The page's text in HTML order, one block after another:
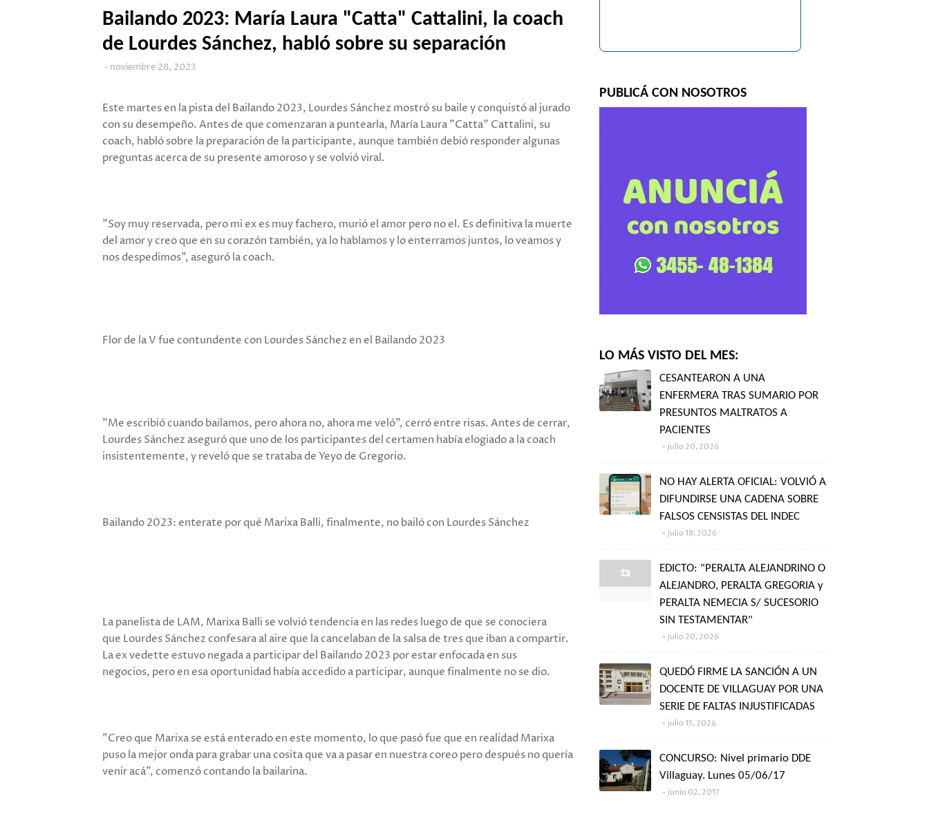
Bailando 2023: María Laura "Catta" Cattalini, la coach
de Lourdes Sánchez, habló sobre su separación
noviembre 28, 2023
Este martes en la pista del Bailando 2023, Lourdes Sánchez mostró su baile y conquistó al jurado
con su desempeño. Antes de que comenzaran a puntearla, María Laura "Catta" Cattalini, su
coach, habló sobre la preparación de la participante, aunque también debió responder algunas
preguntas acerca de su presente amoroso y se volvió viral.
"Soy muy reservada, pero mi ex es muy fachero, murió el amor pero no el. Es definitiva la muerte
del amor y creo que en su corazón también, ya lo hablamos y lo enterramos juntos, lo veamos y
nos despedimos", aseguró la coach.
Flor de la V fue contundente con Lourdes Sánchez en el Bailando 2023
"Me escribió cuando bailamos, pero ahora no, ahora me veló", cerró entre risas. Antes de cerrar,
Lourdes Sánchez aseguró que uno de los participantes del certamen había elogiado a la coach
insistentemente, y reveló que se trataba de Yeyo de Gregorio.
Bailando 2023: enterate por qué Marixa Balli, finalmente, no bailó con Lourdes Sánchez
La panelista de LAM, Marixa Balli se volvió tendencia en las redes luego de que se conociera
que Lourdes Sánchez confesara al aire que la cancelaban de la salsa de tres que iban a compartir.
La ex vedette estuvo negada a participar del Bailando 2023 por estar enfocada en sus
negocios, pero en esa oportunidad había accedido a participar, aunque finalmente no se dio.
"Creo que Marixa se está enterado en este momento, lo que pasó fue que en realidad Marixa
puso la mejor onda para grabar una cosita que va a pasar en nuestra coreo pero después no quería
venir acá", comenzó contando la bailarina.
PUBLICÁ CON NOSOTROS
LO MÁS VISTO DEL MES:
CESANTEARON A UNA
ENFERMERA TRAS SUMARIO POR
PRESUNTOS MALTRATOS A
PACIENTES
julio 20, 2026
NO HAY ALERTA OFICIAL: VOLVIÓ A
DIFUNDIRSE UNA CADENA SOBRE
FALSOS CENSISTAS DEL INDEC
julio 18, 2026
EDICTO: "PERALTA ALEJANDRINO O
ALEJANDRO, PERALTA GREGORIA y
PERALTA NEMECIA S/ SUCESORIO
SIN TESTAMENTAR"
julio 20, 2026
QUEDÓ FIRME LA SANCIÓN A UN
DOCENTE DE VILLAGUAY POR UNA
SERIE DE FALTAS INJUSTIFICADAS
julio 15, 2026
CONCURSO: Nivel primario DDE
Villaguay. Lunes 05/06/17
junio 02, 2017